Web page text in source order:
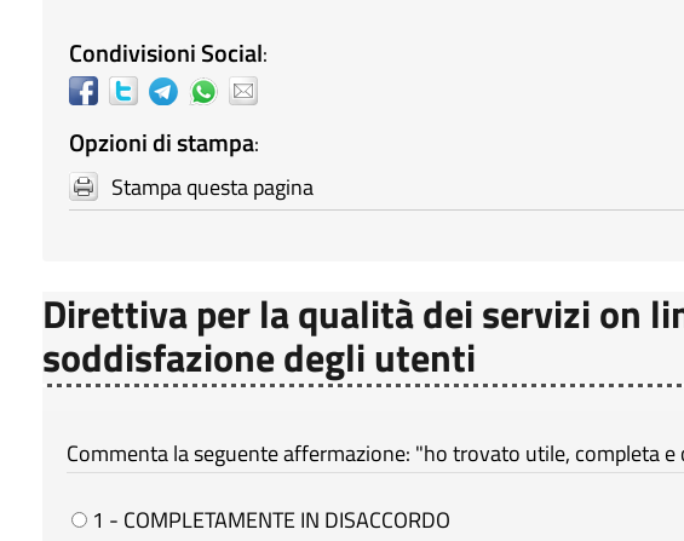
Condivisioni Social:
Opzioni di stampa:
Stampa questa pagina
Direttiva per la qualità dei servizi on
soddisfazione degli utenti
Commenta la seguente affermazione: "ho trovato utile, completa
1 - COMPLETAMENTE IN DISACCORDO